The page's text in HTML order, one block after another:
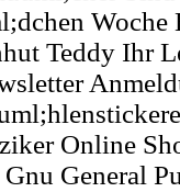
Teddy Ihr
Online
General